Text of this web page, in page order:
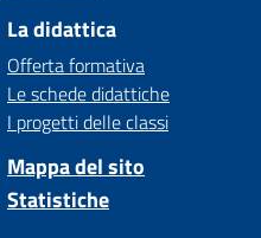
La didattica
Offerta formativa
Le schede didattiche
I progetti delle classi
Mappa del sito
Statistiche